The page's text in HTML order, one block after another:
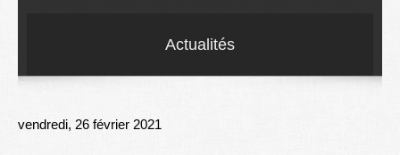
Droit
Lexique
Actualités
vendredi, 26 février 2021